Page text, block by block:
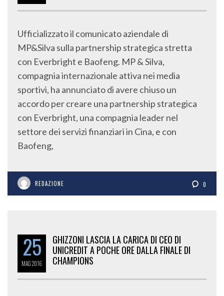
Ufficializzato il comunicato aziendale di
MP&Silva sulla partnership strategica stretta
con Everbright e Baofeng. MP & Silva,
compagnia internazionale attiva nei media
sportivi, ha annunciato di avere chiuso un
accordo per creare una partnership strategica
con Everbright, una compagnia leader nel
settore dei servizi finanziari in Cina, e con
Baofeng,
REDAZIONE 0
25
MAG2016
GHIZZONI LASCIA LA CARICA DI CEO DI
UNICREDIT A POCHE ORE DALLA FINALE DI
CHAMPIONS